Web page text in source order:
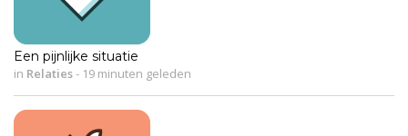
Een pijnlijke situatie
in Relaties- 19 minuten geleden